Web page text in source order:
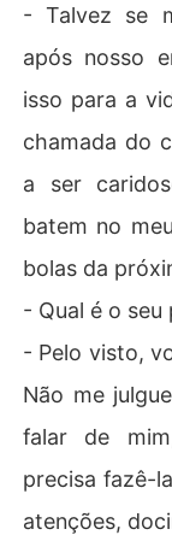
- Talvez se
após nosso
isso para a
chamada do
a ser
batem no
bolas da
- Qual é o
- Pelo visto,
Não me
falar de
precisa fazê-
atenções,